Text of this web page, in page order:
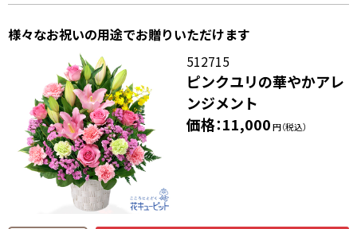
様々なお祝いの用途でお贈りいただけます
512715
ピンクユリの華やかアレ
ンジメント
価格：11,000円（税込）